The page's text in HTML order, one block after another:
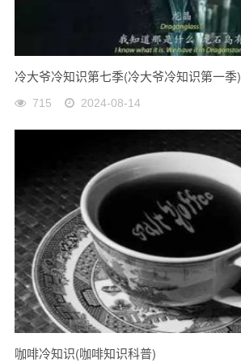
冷大爷冷知识第七季(冷大爷冷知识第一季)
715 2024-08-14
咖啡冷知识(咖啡知识科普)